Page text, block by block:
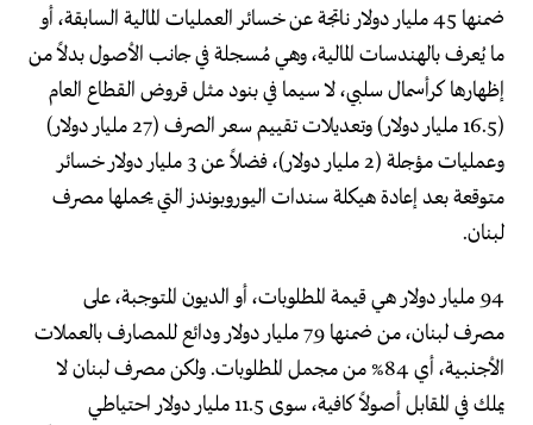
ضمنها 45 مليار دولار ناتجة عن خسائر العمليات المالية السابقة، أو
ما يُعرف بالهندسات المالية، وهي مُسجلة في جانب الأصول بدلاً من
إظهارها كرأسمال سلبي، لا سيما في بنود مثل قروض القطاع العام
(16.5 مليار دولار) وتعديلات تقييم سعر الصرف (27 مليار دولار)
وعمليات مؤجلة (2 مليار دولار)، فضلاً عن 3 مليار دولار خسائر
متوقعة بعد إعادة هيكلة سندات اليوروبوندز التي يحملها مصرف
لبنان.
94 مليار دولار هي قيمة المطلوبات، أو الديون المتوجبة، على
مصرف لبنان، من ضمنها 79 مليار دولار ودائع للمصارف بالعملات
الأجنبية، أي 84% من مجمل المطلوبات. ولكن مصرف لبنان لا
يملك في المقابل أصولاً كافية، سوى 11.5 مليار دولار احتياطي